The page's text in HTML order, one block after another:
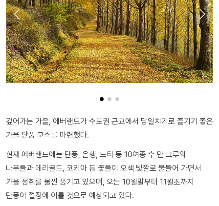
깊어가는 가을, 에버랜드가 수도권 근교에서 당일치기로 즐기기 좋은
가을 단풍 코스를 마련했다.
현재 에버랜드에는 단풍, 은행, 느티 등 10여종 수 만 그루의
나무들과 메리골드, 코키아 등 꽃들이 오색 빛깔로 물들어 가면서
가을 정취를 물씬 풍기고 있으며, 오는 10월말부터 11월초까지
단풍이 절정에 이를 것으로 예상되고 있다.